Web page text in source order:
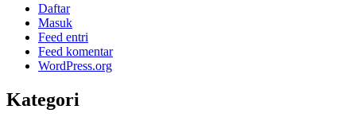
Daftar
Masuk
Feed entri
Feed komentar
WordPress.org
Kategori